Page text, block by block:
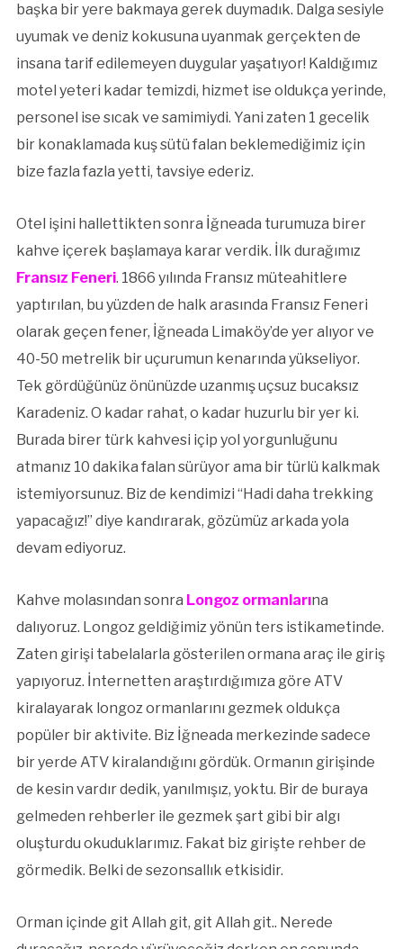
başka bir yere bakmaya gerek duymadık. Dalga sesiyle
uyumak ve deniz kokusuna uyanmak gerçekten de
insana tarif edilemeyen duygular yaşatıyor! Kaldığımız
motel yeteri kadar temizdi, hizmet ise oldukça yerinde,
personel ise sıcak ve samimiydi. Yani zaten 1 gecelik
bir konaklamada kuş sütü falan beklemediğimiz için
bize fazla fazla yetti, tavsiye ederiz.
Otel işini hallettikten sonra İğneada turumuza birer
kahve içerek başlamaya karar verdik. İlk durağımız
Fransız Feneri. 1866 yılında Fransız müteahitlere
yaptırılan, bu yüzden de halk arasında Fransız Feneri
olarak geçen fener, İğneada Limaköy’de yer alıyor ve
40-50 metrelik bir uçurumun kenarında yükseliyor.
Tek gördüğünüz önünüzde uzanmış uçsuz bucaksız
Karadeniz. O kadar rahat, o kadar huzurlu bir yer ki.
Burada birer türk kahvesi içip yol yorgunluğunu
atmanız 10 dakika falan sürüyor ama bir türlü kalkmak
istemiyorsunuz. Biz de kendimizi “Hadi daha trekking
yapacağız!” diye kandırarak, gözümüz arkada yola
devam ediyoruz.
Kahve molasından sonra Longoz ormanlarına
dalıyoruz. Longoz geldiğimiz yönün ters istikametinde.
Zaten girişi tabelalarla gösterilen ormana araç ile giriş
yapıyoruz. İnternetten araştırdığımıza göre ATV
kiralayarak longoz ormanlarını gezmek oldukça
popüler bir aktivite. Biz İğneada merkezinde sadece
bir yerde ATV kiralandığını gördük. Ormanın girişinde
de kesin vardır dedik, yanılmışız, yoktu. Bir de buraya
gelmeden rehberler ile gezmek şart gibi bir algı
oluşturdu okuduklarımız. Fakat biz girişte rehber de
görmedik. Belki de sezonsallık etkisidir.
Orman içinde git Allah git, git Allah git.. Nerede